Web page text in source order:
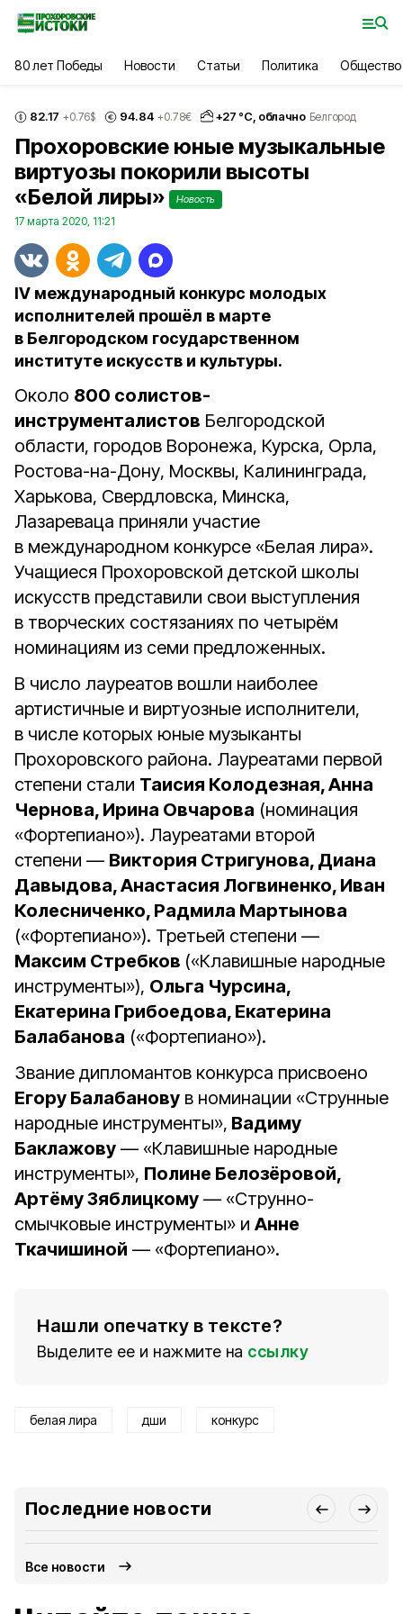
80 лет Победы Новости Статьи Политика Общество
82.17 +0.76$ 94.84 +0.78€ +27 °С, облачно Белгород
Прохоровские юные музыкальные
виртуозы покорили высоты
«Белой лиры»
Новость
17 марта 2020, 11:21
IV международный конкурс молодых
исполнителей прошёл в марте
в Белгородском государственном
институте искусств и культуры.
Около 800 солистов-
инструменталистов Белгородской
области, городов Воронежа, Курска, Орла,
Ростова-на-Дону, Москвы, Калининграда,
Харькова, Свердловска, Минска,
Лазареваца приняли участие
в международном конкурсе «Белая лира».
Учащиеся Прохоровской детской школы
искусств представили свои выступления
в творческих состязаниях по четырём
номинациям из семи предложенных.
В число лауреатов вошли наиболее
артистичные и виртуозные исполнители,
в числе которых юные музыканты
Прохоровского района. Лауреатами первой
степени стали Таисия Колодезная, Анна
Чернова, Ирина Овчарова (номинация
«Фортепиано»). Лауреатами второй
степени — Виктория Стригунова, Диана
Давыдова, Анастасия Логвиненко, Иван
Колесниченко, Радмила Мартынова
(«Фортепиано»). Третьей степени —
Максим Стребков («Клавишные народные
инструменты»), Ольга Чурсина,
Екатерина Грибоедова, Екатерина
Балабанова («Фортепиано»).
Звание дипломантов конкурса присвоено
Егору Балабанову в номинации «Струнные
народные инструменты», Вадиму
Баклажову — «Клавишные народные
инструменты», Полине Белозёровой,
Артёму Зяблицкому — «Струнно-
смычковые инструменты» и Анне
Ткачишиной — «Фортепиано».
Нашли опечатку в тексте?
Выделите ее и нажмите на ссылку
белая лира дши конкурс
Последние новости
Все новости